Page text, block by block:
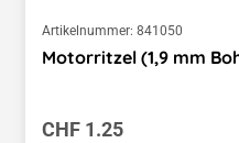
Artikelnummer: 841050
Motorritzel (1,9 mm
Regulärer Preis:
CHF 1.25